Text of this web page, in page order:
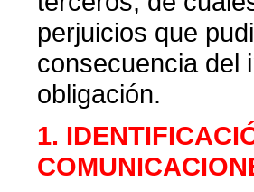
perjuicios que
consecuencia del
obligación.
1.